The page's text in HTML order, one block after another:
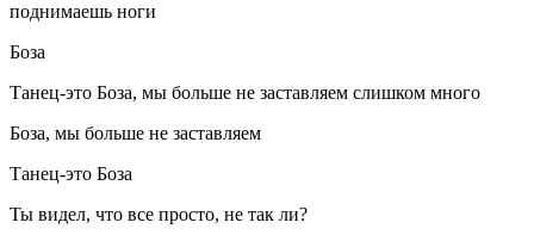
поднимаешь ноги
Боза
Танец-это Боза, мы больше не заставляем слишком много
Боза, мы больше не заставляем
Танец-это Боза
Ты видел, что все просто, не так ли?